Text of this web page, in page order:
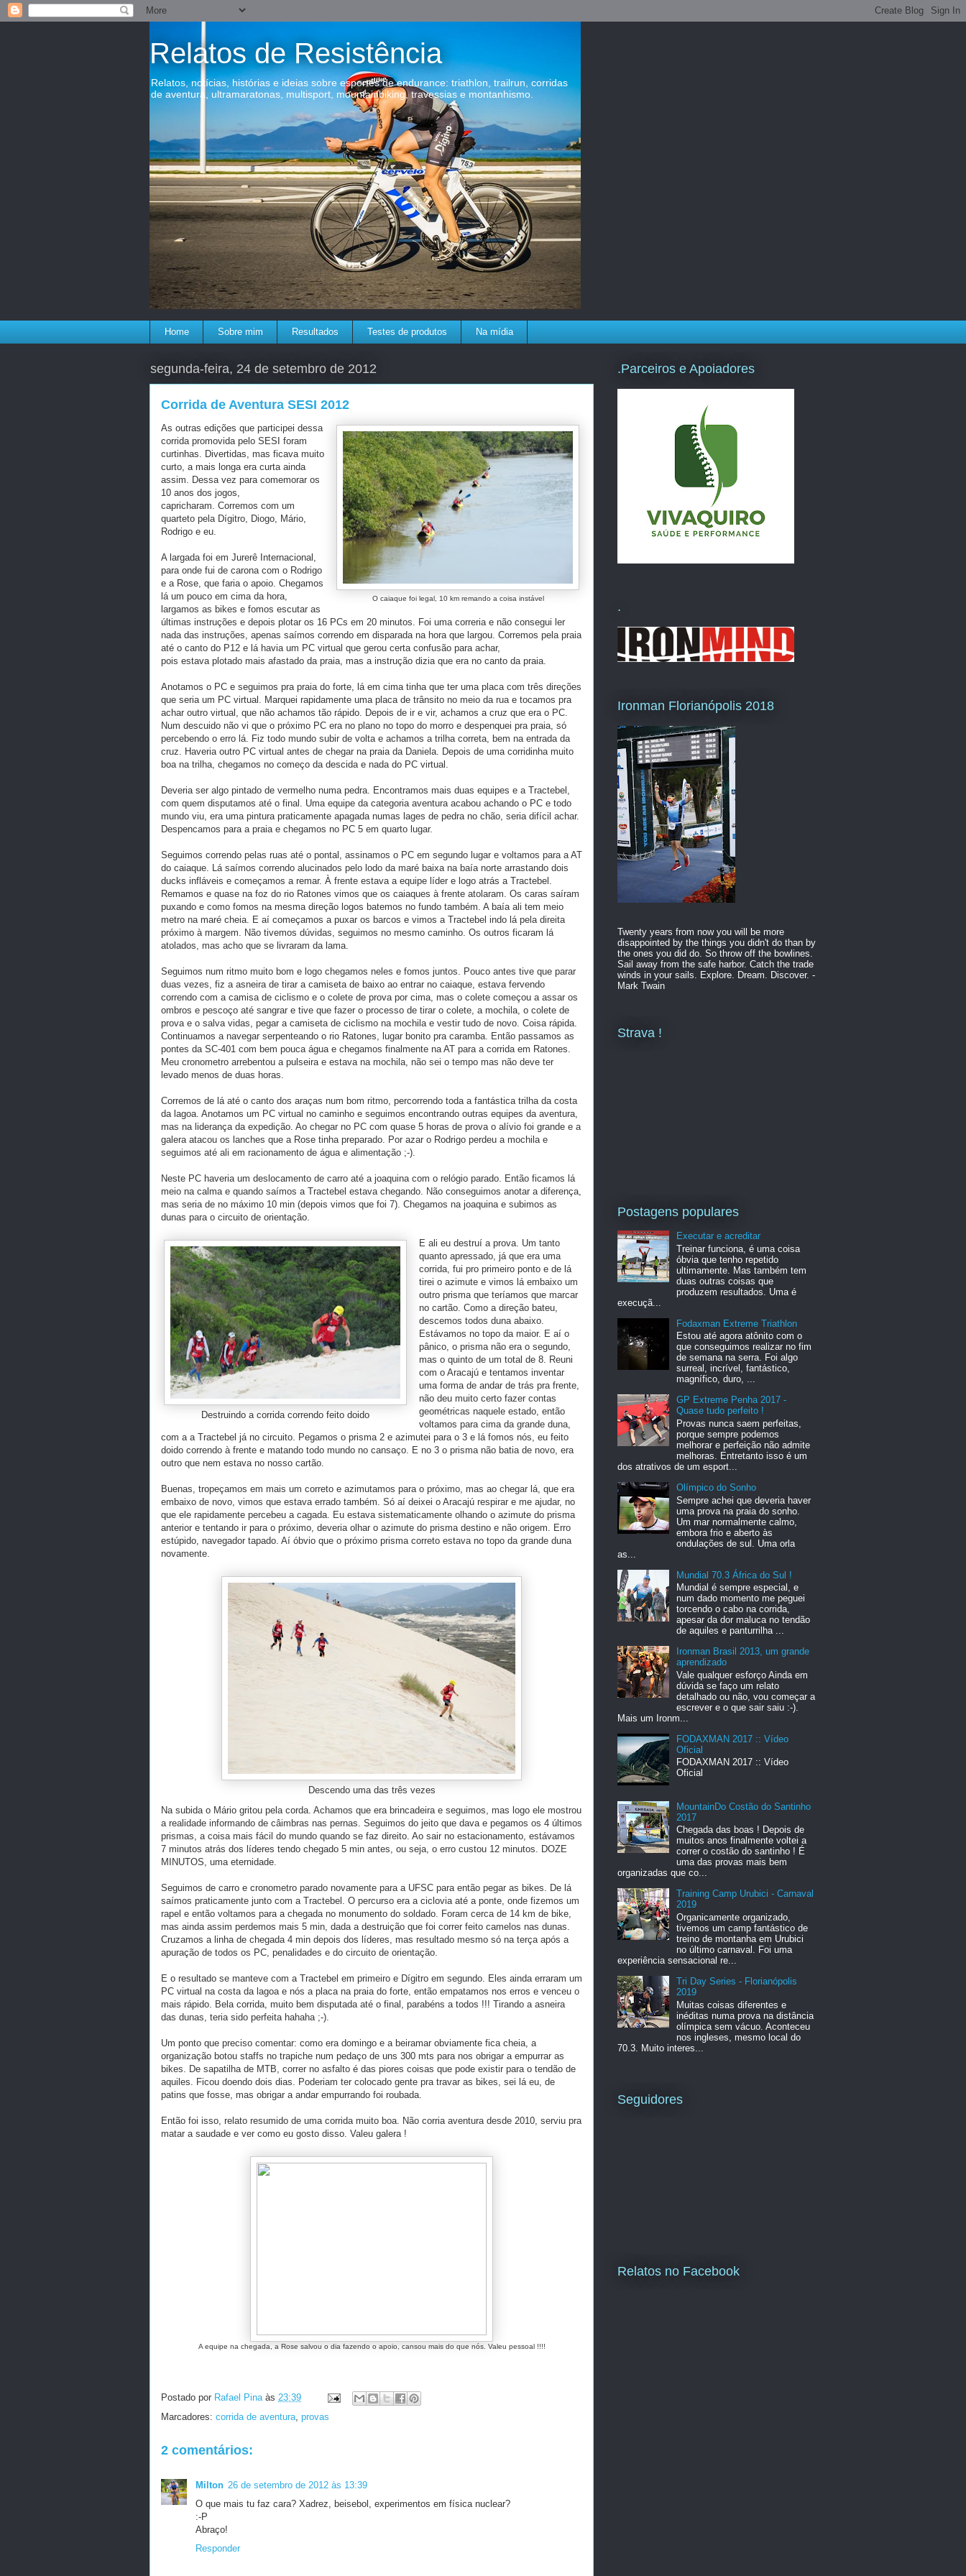
Relatos de Resistência
Relatos, notícias, histórias e ideias sobre esportes de endurance: triathlon, trailrun, corridas
de aventura, ultramaratonas, multisport, mountainbiking, travessias e montanhismo.
Home Sobre mim Resultados Testes de produtos Na mídia
segunda-feira, 24 de setembro de 2012
Corrida de Aventura SESI 2012
O caiaque foi legal, 10 km remando a coisa instável
As outras edições que participei dessa
corrida promovida pelo SESI foram
curtinhas. Divertidas, mas ficava muito
curto, a mais longa era curta ainda
assim. Dessa vez para comemorar os
10 anos dos jogos,
capricharam. Corremos com um
quarteto pela Dígitro, Diogo, Mário,
Rodrigo e eu.
A largada foi em Jurerê Internacional,
para onde fui de carona com o Rodrigo
e a Rose, que faria o apoio. Chegamos
lá um pouco em cima da hora,
largamos as bikes e fomos escutar as
últimas instruções e depois plotar os 16 PCs em 20 minutos. Foi uma correria e não consegui ler
nada das instruções, apenas saímos correndo em disparada na hora que largou. Corremos pela praia
até o canto do P12 e lá havia um PC virtual que gerou certa confusão para achar,
pois estava plotado mais afastado da praia, mas a instrução dizia que era no canto da praia.
Anotamos o PC e seguimos pra praia do forte, lá em cima tinha que ter uma placa com três direções
que seria um PC virtual. Marquei rapidamente uma placa de trânsito no meio da rua e tocamos pra
achar outro virtual, que não achamos tão rápido. Depois de ir e vir, achamos a cruz que era o PC.
Num descuido não vi que o próximo PC era no plano no topo do morro e despenquei pra praia, só
percebendo o erro lá. Fiz todo mundo subir de volta e achamos a trilha correta, bem na entrada da
cruz. Haveria outro PC virtual antes de chegar na praia da Daniela. Depois de uma corridinha muito
boa na trilha, chegamos no começo da descida e nada do PC virtual.
Deveria ser algo pintado de vermelho numa pedra. Encontramos mais duas equipes e a Tractebel,
com quem disputamos até o final. Uma equipe da categoria aventura acabou achando o PC e todo
mundo viu, era uma pintura praticamente apagada numas lages de pedra no chão, seria difícil achar.
Despencamos para a praia e chegamos no PC 5 em quarto lugar.
Seguimos correndo pelas ruas até o pontal, assinamos o PC em segundo lugar e voltamos para a AT
do caiaque. Lá saímos correndo alucinados pelo lodo da maré baixa na baía norte arrastando dois
ducks infláveis e começamos a remar. À frente estava a equipe líder e logo atrás a Tractebel.
Remamos e quase na foz do rio Ratones vimos que os caiaques à frente atolaram. Os caras saíram
puxando e como fomos na mesma direção logos batemos no fundo também. A baía ali tem meio
metro na maré cheia. E aí começamos a puxar os barcos e vimos a Tractebel indo lá pela direita
próximo à margem. Não tivemos dúvidas, seguimos no mesmo caminho. Os outros ficaram lá
atolados, mas acho que se livraram da lama.
Seguimos num ritmo muito bom e logo chegamos neles e fomos juntos. Pouco antes tive que parar
duas vezes, fiz a asneira de tirar a camiseta de baixo ao entrar no caiaque, estava fervendo
correndo com a camisa de ciclismo e o colete de prova por cima, mas o colete começou a assar os
ombros e pescoço até sangrar e tive que fazer o processo de tirar o colete, a mochila, o colete de
prova e o salva vidas, pegar a camiseta de ciclismo na mochila e vestir tudo de novo. Coisa rápida.
Continuamos a navegar serpenteando o rio Ratones, lugar bonito pra caramba. Então passamos as
pontes da SC-401 com bem pouca água e chegamos finalmente na AT para a corrida em Ratones.
Meu cronometro arrebentou a pulseira e estava na mochila, não sei o tempo mas não deve ter
levado menos de duas horas.
Corremos de lá até o canto dos araças num bom ritmo, percorrendo toda a fantástica trilha da costa
da lagoa. Anotamos um PC virtual no caminho e seguimos encontrando outras equipes da aventura,
mas na liderança da expedição. Ao chegar no PC com quase 5 horas de prova o alívio foi grande e a
galera atacou os lanches que a Rose tinha preparado. Por azar o Rodrigo perdeu a mochila e
seguimos até ali em racionamento de água e alimentação ;-).
Neste PC haveria um deslocamento de carro até a joaquina com o relógio parado. Então ficamos lá
meio na calma e quando saímos a Tractebel estava chegando. Não conseguimos anotar a diferença,
mas seria de no máximo 10 min (depois vimos que foi 7). Chegamos na joaquina e subimos as
dunas para o circuito de orientação.
Destruindo a corrida correndo feito doido
E ali eu destruí a prova. Um tanto
quanto apressado, já que era uma
corrida, fui pro primeiro ponto e de lá
tirei o azimute e vimos lá embaixo um
outro prisma que teríamos que marcar
no cartão. Como a direção bateu,
descemos todos duna abaixo.
Estávamos no topo da maior. E aí o
pânico, o prisma não era o segundo,
mas o quinto de um total de 8. Reuni
com o Aracajú e tentamos inventar
uma forma de andar de trás pra frente,
não deu muito certo fazer contas
geométricas naquele estado, então
voltamos para cima da grande duna,
com a a Tractebel já no circuito. Pegamos o prisma 2 e azimutei para o 3 e lá fomos nós, eu feito
doido correndo à frente e matando todo mundo no cansaço. E no 3 o prisma não batia de novo, era
outro que nem estava no nosso cartão.
Buenas, tropeçamos em mais um correto e azimutamos para o próximo, mas ao chegar lá, que era
embaixo de novo, vimos que estava errado também. Só aí deixei o Aracajú respirar e me ajudar, no
que ele rapidamente percebeu a cagada. Eu estava sistematicamente olhando o azimute do prisma
anterior e tentando ir para o próximo, deveria olhar o azimute do prisma destino e não origem. Erro
estúpido, navegador tapado. Aí óbvio que o próximo prisma correto estava no topo da grande duna
novamente.
Descendo uma das três vezes
Na subida o Mário gritou pela corda. Achamos que era brincadeira e seguimos, mas logo ele mostrou
a realidade informando de câimbras nas pernas. Seguimos do jeito que dava e pegamos os 4 últimos
prismas, a coisa mais fácil do mundo quando se faz direito. Ao sair no estacionamento, estávamos
7 minutos atrás dos líderes tendo chegado 5 min antes, ou seja, o erro custou 12 minutos. DOZE
MINUTOS, uma eternidade.
Seguimos de carro e cronometro parado novamente para a UFSC para então pegar as bikes. De lá
saímos praticamente junto com a Tractebel. O percurso era a ciclovia até a ponte, onde fizemos um
rapel e então voltamos para a chegada no monumento do soldado. Foram cerca de 14 km de bike,
mas ainda assim perdemos mais 5 min, dada a destruição que foi correr feito camelos nas dunas.
Cruzamos a linha de chegada 4 min depois dos líderes, mas resultado mesmo só na terça após a
apuração de todos os PC, penalidades e do circuito de orientação.
E o resultado se manteve com a Tractebel em primeiro e Dígitro em segundo. Eles ainda erraram um
PC virtual na costa da lagoa e nós a placa na praia do forte, então empatamos nos erros e venceu o
mais rápido. Bela corrida, muito bem disputada até o final, parabéns a todos !!! Tirando a asneira
das dunas, teria sido perfeita hahaha ;-).
Um ponto que preciso comentar: como era domingo e a beiramar obviamente fica cheia, a
organização botou staffs no trapiche num pedaço de uns 300 mts para nos obrigar a empurrar as
bikes. De sapatilha de MTB, correr no asfalto é das piores coisas que pode existir para o tendão de
aquiles. Ficou doendo dois dias. Poderiam ter colocado gente pra travar as bikes, sei lá eu, de
patins que fosse, mas obrigar a andar empurrando foi roubada.
Então foi isso, relato resumido de uma corrida muito boa. Não corria aventura desde 2010, serviu pra
matar a saudade e ver como eu gosto disso. Valeu galera !
A equipe na chegada, a Rose salvou o dia fazendo o apoio, cansou mais do que nós. Valeu pessoal !!!!
Postado por Rafael Pina às 23:39
Marcadores: corrida de aventura provas
2 comentários:
Milton 26 de setembro de 2012 às 13:39
O que mais tu faz cara? Xadrez, beisebol, experimentos em física nuclear?
:-P
Abraço!
Responder
.Parceiros e Apoiadores
.
Ironman Florianópolis 2018
Twenty years from now you will be more
disappointed by the things you didn't do than by
the ones you did do. So throw off the bowlines.
Sail away from the safe harbor. Catch the trade
winds in your sails. Explore. Dream. Discover. -
Mark Twain
Strava !
Postagens populares
Executar e acreditar
Treinar funciona, é uma coisa
óbvia que tenho repetido
ultimamente. Mas também tem
duas outras coisas que
produzem resultados. Uma é
execuçã...
Fodaxman Extreme Triathlon
Estou até agora atônito com o
que conseguimos realizar no fim
de semana na serra. Foi algo
surreal, incrível, fantástico,
magnífico, duro, ...
GP Extreme Penha 2017 -
Quase tudo perfeito !
Provas nunca saem perfeitas,
porque sempre podemos
melhorar e perfeição não admite
melhoras. Entretanto isso é um
dos atrativos de um esport...
Olímpico do Sonho
Sempre achei que deveria haver
uma prova na praia do sonho.
Um mar normalmente calmo,
embora frio e aberto às
ondulações de sul. Uma orla
as...
Mundial 70.3 África do Sul !
Mundial é sempre especial, e
num dado momento me peguei
torcendo o cabo na corrida,
apesar da dor maluca no tendão
de aquiles e panturrilha ...
Ironman Brasil 2013, um grande
aprendizado
Vale qualquer esforço Ainda em
dúvida se faço um relato
detalhado ou não, vou começar a
escrever e o que sair saiu :-).
Mais um Ironm...
FODAXMAN 2017 :: Vídeo
Oficial
FODAXMAN 2017 :: Vídeo
Oficial
MountainDo Costão do Santinho
2017
Chegada das boas ! Depois de
muitos anos finalmente voltei a
correr o costão do santinho ! É
uma das provas mais bem
organizadas que co...
Training Camp Urubici - Carnaval
2019
Organicamente organizado,
tivemos um camp fantástico de
treino de montanha em Urubici
no último carnaval. Foi uma
experiência sensacional re...
Tri Day Series - Florianópolis
2019
Muitas coisas diferentes e
inéditas numa prova na distância
olímpica sem vácuo. Aconteceu
nos ingleses, mesmo local do
70.3. Muito interes...
Seguidores
Relatos no Facebook